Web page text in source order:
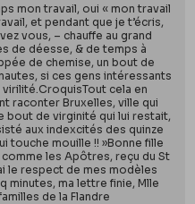
mon travail, oui « mon travail
et pendant que je t’écris,
vous, – chauffe au grand
de déesse, & de temps à
de chemise, un bout de
si ces gens intéressants
cela en
raconter Bruxelles, ville qui
bout de virginité qui lui restait,
aux indexcités des quinze
touche mouille !! »Bonne fille
comme les Apôtres, reçu du St
le respect de mes modèles
minutes, ma lettre finie, Mlle
de la Flandre